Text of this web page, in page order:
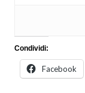
Condividi:
Facebook